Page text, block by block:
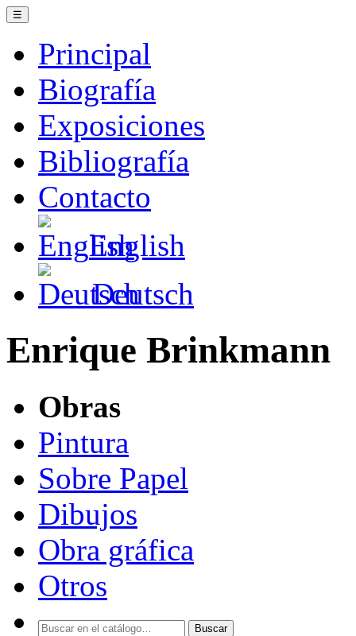
☰
Principal
Biografía
Exposiciones
Bibliografía
Contacto
English
Deutsch
Enrique Brinkmann
Obras
Pintura
Sobre Papel
Dibujos
Obra gráfica
Otros
Buscar